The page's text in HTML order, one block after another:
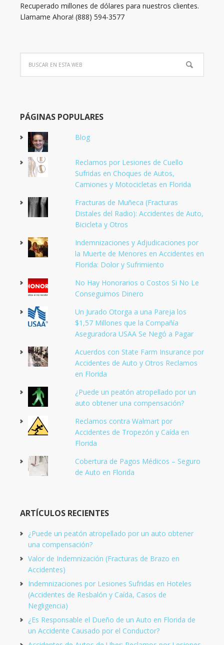
Recuperado millones de dólares para nuestros clientes.
Llamame Ahora! (888) 594-3577
PÁGINAS POPULARES
Blog
Reclamos por Lesiones de Cuello
Sufridas en Choques de Autos,
Camiones y Motocicletas en Florida
Fracturas de Muñeca (Fracturas
Distales del Radio): Accidentes de Auto,
Bicicleta y Otros
Indemnizaciones y Adjudicaciones por
la Muerte de Menores en Accidentes en
Florida: Dolor y Sufrimiento
No Hay Honorarios o Costos Si No Le
Conseguimos Dinero
Un Jurado Otorga a una Pareja los
$1,57 Millones que la Compañía
Aseguradora USAA Se Negó a Pagar
Acuerdos con State Farm Insurance por
Accidentes de Auto y Otros Reclamos
en Florida
¿Puede un peatón atropellado por un
auto obtener una compensación?
Reclamos contra Walmart por
Accidentes de Tropezón y Caída en
Florida
Cobertura de Pagos Médicos – Seguro
de Auto en Florida
ARTÍCULOS RECIENTES
¿Puede un peatón atropellado por un auto obtener
una compensación?
Valor de Indemnización (Fracturas de Brazo en
Accidentes)
Indemnizaciones por Lesiones Sufridas en Hoteles
(Accidentes de Resbalón y Caída, Casos de
Negligencia)
¿Es Responsable el Dueño de un Auto en Florida de
un Accidente Causado por el Conductor?